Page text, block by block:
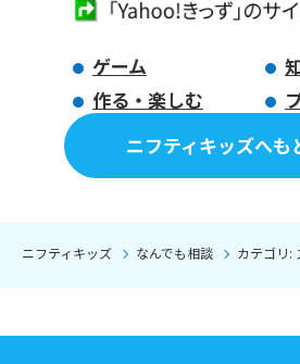
ゲーム
作る・楽しむ
ニフティキッズへも
ニフティキッズ なんでも相談 カテゴリ: